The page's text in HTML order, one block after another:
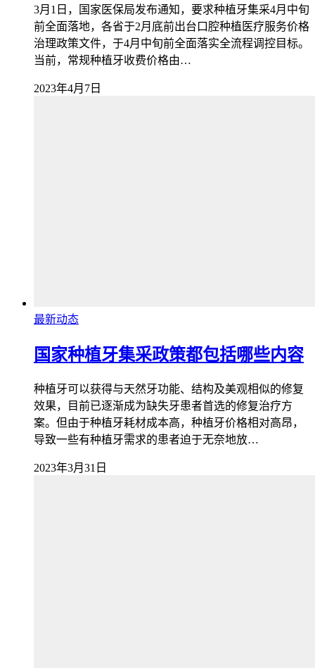
3月1日，国家医保局发布通知，要求种植牙集采4月中旬
前全面落地，各省于2月底前出台口腔种植医疗服务价格
治理政策文件，于4月中旬前全面落实全流程调控目标。
当前，常规种植牙收费价格由…
2023年4月7日
最新动态
国家种植牙集采政策都包括哪些内容
种植牙可以获得与天然牙功能、结构及美观相似的修复
效果，目前已逐渐成为缺失牙患者首选的修复治疗方
案。但由于种植牙耗材成本高，种植牙价格相对高昂，
导致一些有种植牙需求的患者迫于无奈地放…
2023年3月31日